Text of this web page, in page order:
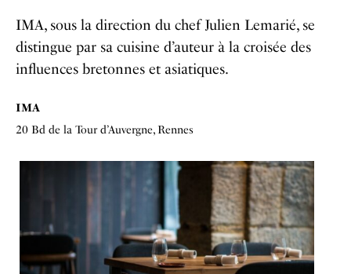
IMA, sous la direction du chef Julien Lemarié, se
distingue par sa cuisine d’auteur à la croisée des
influences bretonnes et asiatiques.
IMA
20 Bd de la Tour d’Auvergne, Rennes